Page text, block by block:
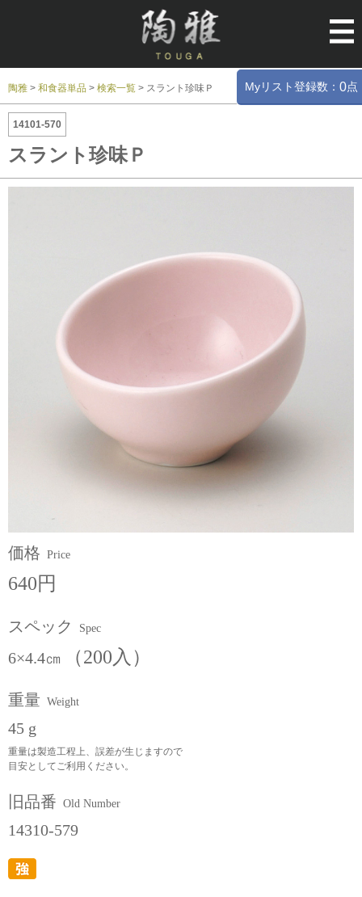
Myリスト登録数： 0点
陶雅 > 和食器単品 > 検索一覧 > スラント珍味Ｐ
14101-570
スラント珍味Ｐ
価格 Price
640円
スペック Spec
6×4.4㎝ （200入）
重量 Weight
45 g
重量は製造工程上、誤差が生じますので
目安としてご利用ください。
旧品番 Old Number
14310-579